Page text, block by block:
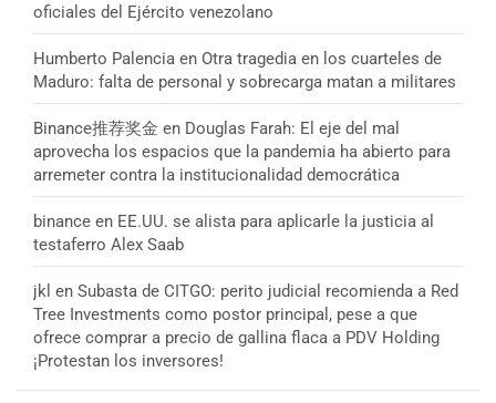
oficiales del Ejército venezolano
Humberto Palencia en Otra tragedia en los cuarteles de
Maduro: falta de personal y sobrecarga matan a militares
Binance推荐奖金 en Douglas Farah: El eje del mal
aprovecha los espacios que la pandemia ha abierto para
arremeter contra la institucionalidad democrática
binance en EE.UU. se alista para aplicarle la justicia al
testaferro Alex Saab
jkl en Subasta de CITGO: perito judicial recomienda a Red
Tree Investments como postor principal, pese a que
ofrece comprar a precio de gallina flaca a PDV Holding
¡Protestan los inversores!